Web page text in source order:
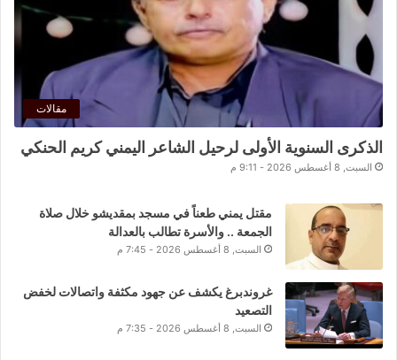
مقالات
الذكرى السنوية الأولى لرحيل الشاعر اليمني كريم الحنكي
السبت, 8 أغسطس 2026 - 9:11 م
مقتل يمني طعناً في مسجد بمقديشو خلال صلاة
الجمعة .. والأسرة تطالب بالعدالة
السبت, 8 أغسطس 2026 - 7:45 م
غروندبرغ يكشف عن جهود مكثفة واتصالات لخفض
التصعيد
السبت, 8 أغسطس 2026 - 7:35 م